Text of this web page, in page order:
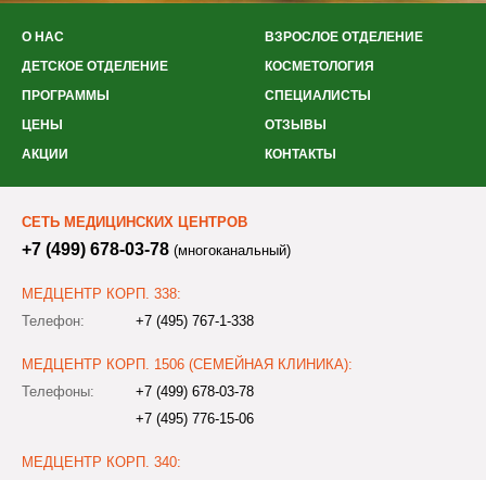
О НАС
ВЗРОСЛОЕ ОТДЕЛЕНИЕ
ДЕТСКОЕ ОТДЕЛЕНИЕ
КОСМЕТОЛОГИЯ
ПРОГРАММЫ
СПЕЦИАЛИСТЫ
ЦЕНЫ
ОТЗЫВЫ
АКЦИИ
КОНТАКТЫ
СЕТЬ МЕДИЦИНСКИХ ЦЕНТРОВ
+7 (499) 678-03-78 (многоканальный)
МЕДЦЕНТР КОРП. 338:
Телефон:
+7 (495) 767-1-338
МЕДЦЕНТР КОРП. 1506 (СЕМЕЙНАЯ КЛИНИКА):
Телефоны:
+7 (499) 678-03-78
+7 (495) 776-15-06
МЕДЦЕНТР КОРП. 340: